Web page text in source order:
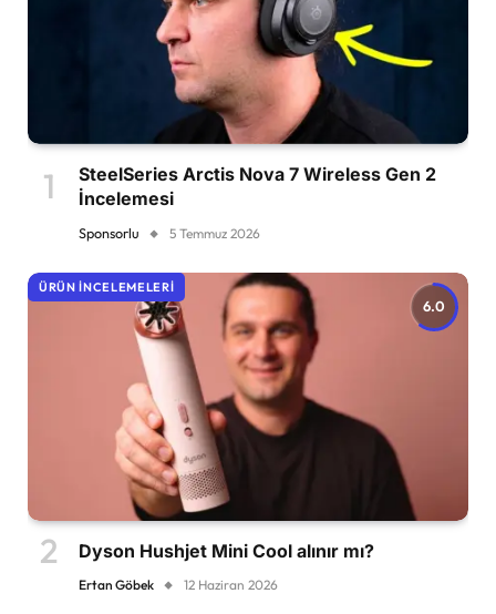
SteelSeries Arctis Nova 7 Wireless Gen 2
İncelemesi
Sponsorlu 5 Temmuz 2026
6.0
ÜRÜN İNCELEMELERI
Dyson Hushjet Mini Cool alınır mı?
Ertan Göbek 12 Haziran 2026